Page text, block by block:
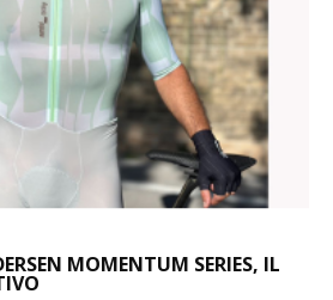
MOMENTUM SERIES, IL